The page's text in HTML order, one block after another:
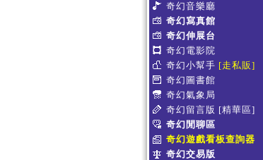
奇幻音樂廳
奇幻寫真館
奇幻伸展台
奇幻電影院
奇幻小幫手 [走私販]
奇幻圖書館
奇幻氣象局
奇幻留言版 [精華區]
奇幻閒聊區
奇幻遊戲看板查詢器
奇幻交易版